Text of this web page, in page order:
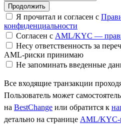
Я прочитал и согласен с
конфиденциальности
Согласен с AML/KYC —
Несу ответственность за
AML-риски принимаю
Не запоминать введенные
Все входящие транзакции
Пользователь может
на BestChange или обратится к
детально на странице AML/KYC-